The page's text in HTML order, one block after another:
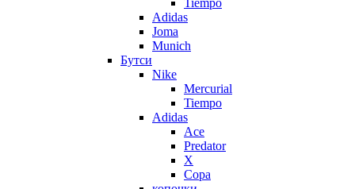
Adidas
Joma
Munich
Бутси
Nike
Mercurial
Tiempo
Adidas
Ace
Predator
X
Copa